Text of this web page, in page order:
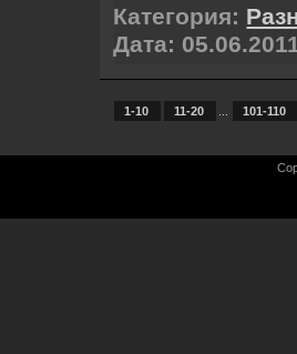
Категория:
Дата:
1-10 11-20 101-110